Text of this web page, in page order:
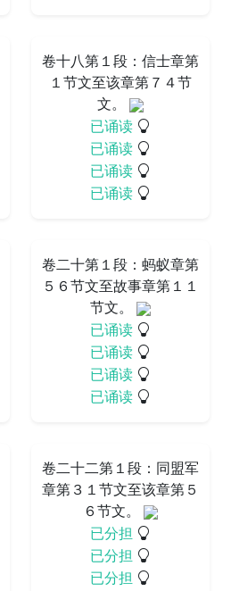
卷十八第１段：信士章第
１节文至该章第７４节
文。
已诵读
已诵读
已诵读
已诵读
卷二十第１段：蚂蚁章第
５６节文至故事章第１１
节文。
已诵读
已诵读
已诵读
已诵读
卷二十二第１段：同盟军
章第３１节文至该章第５
６节文。
已分担
已分担
已分担